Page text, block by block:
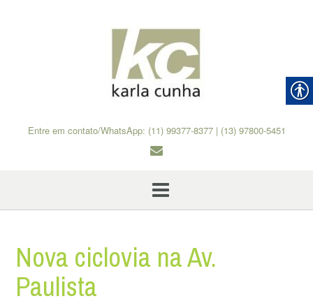
Entre em contato/WhatsApp: (11) 99377-8377 | (13) 97800-5451
Nova ciclovia na Av.
Paulista